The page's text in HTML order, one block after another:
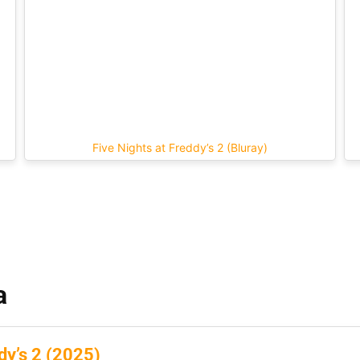
Five Nights at Freddy’s 2 (Bluray)
2 (2025)